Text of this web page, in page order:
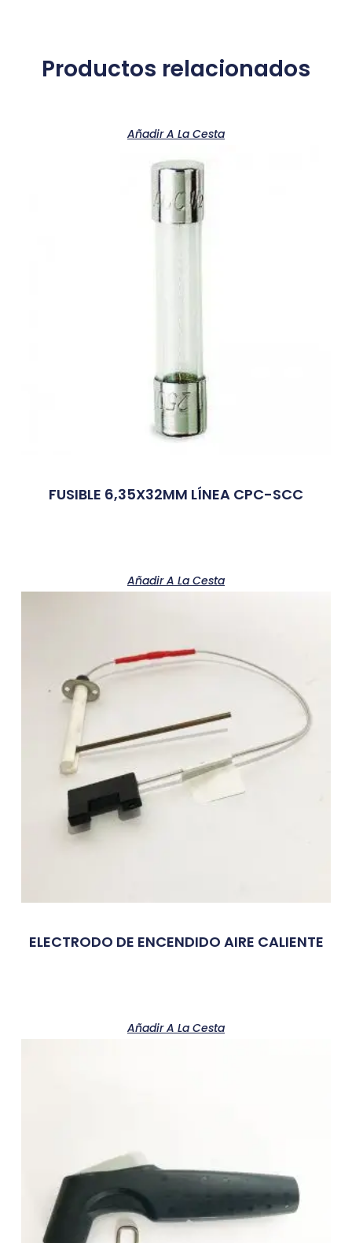
Productos relacionados
Añadir A La Cesta
FUSIBLE 6,35X32MM LÍNEA CPC-SCC
Añadir A La Cesta
ELECTRODO DE ENCENDIDO AIRE CALIENTE
Añadir A La Cesta